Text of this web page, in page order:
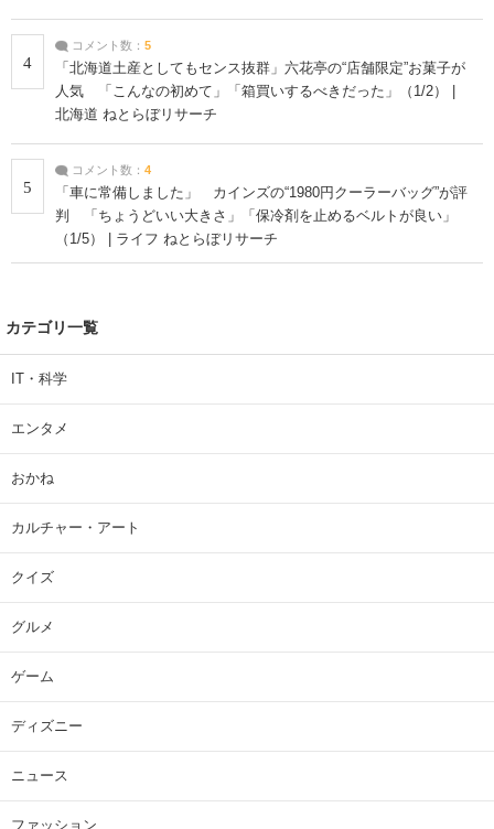
4
コメント数： 5
「北海道土産としてもセンス抜群」六花亭の“店舗限定”お菓子が
人気 「こんなの初めて」「箱買いするべきだった」（1/2） |
北海道 ねとらぼリサーチ
5
コメント数： 4
「車に常備しました」 カインズの“1980円クーラーバッグ”が評
判 「ちょうどいい大きさ」「保冷剤を止めるベルトが良い」
（1/5） | ライフ ねとらぼリサーチ
カテゴリ一覧
IT・科学
エンタメ
おかね
カルチャー・アート
クイズ
グルメ
ゲーム
ディズニー
ニュース
ファッション